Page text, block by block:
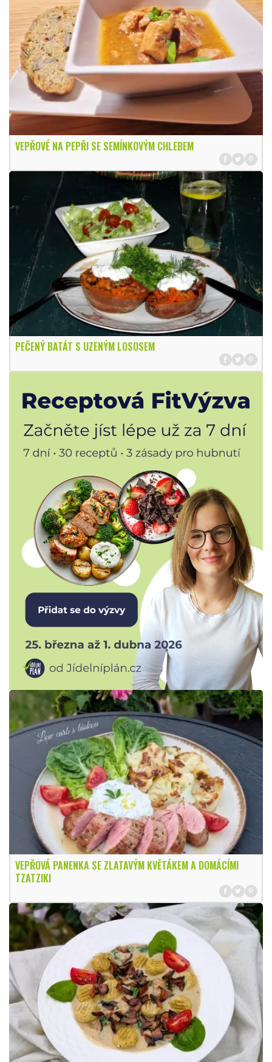
VEPŘOVÉ NA PEPŘI SE SEMÍNKOVÝM CHLEBEM
PEČENÝ BATÁT S UZENÝM LOSOSEM
VEPŘOVÁ PANENKA SE ZLATAVÝM KVĚTÁKEM A DOMÁCÍMI
TZATZIKI